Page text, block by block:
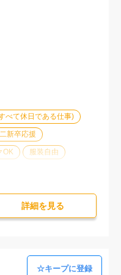
べて休日である仕事)
新卒応援
OK 服装自由
詳細を⾒る